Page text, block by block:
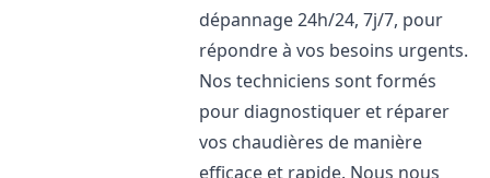
dépannage 24h/24, 7j/7, pour
répondre à vos besoins urgents.
Nos techniciens sont formés
pour diagnostiquer et réparer
vos chaudières de manière
efficace et rapide. Nous nous